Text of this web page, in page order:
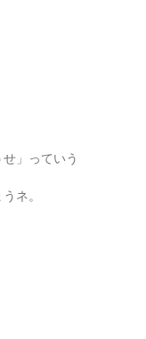
」っていう
ネ。